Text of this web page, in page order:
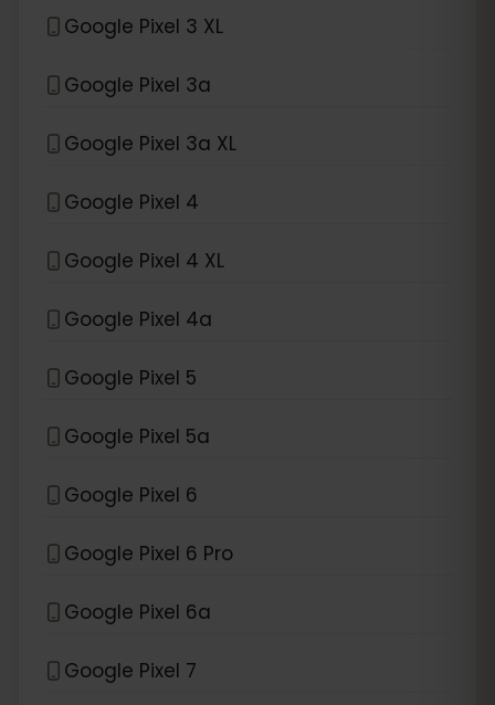
Google Pixel 3 XL
Google Pixel 3a
Google Pixel 3a XL
Google Pixel 4
Google Pixel 4 XL
Google Pixel 4a
Google Pixel 5
Google Pixel 5a
Google Pixel 6
Google Pixel 6 Pro
Google Pixel 6a
Google Pixel 7